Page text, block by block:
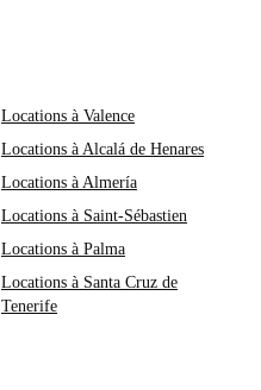
Locations à Valence
Locations à Alcalá de Henares
Locations à Almería
Locations à Saint-Sébastien
Locations à Palma
Locations à Santa Cruz de
Tenerife